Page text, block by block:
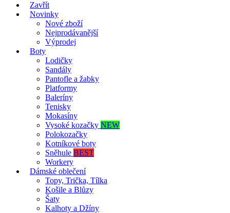
Zavřít
Novinky
Nové zboží
Nejprodávanější
Výprodej
Boty
Lodičky
Sandály
Pantofle a žabky
Platformy
Baleríny
Tenisky
Mokasíny
Vysoké kozačky NEW
Polokozačky
Kotníkové boty
Sněhule BEST
Workery
Dámské oblečení
Topy, Trička, Tílka
Košile a Blůzy
Šaty
Kalhoty a Džíny